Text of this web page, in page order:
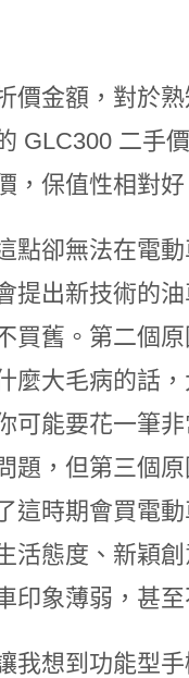
價金額，對於
GLC300 二手
，保值性相對
點卻無法在電
提出新技術的
買舊。第二個
麼大毛病的話
可能要花一筆
題，但第三個
這時期會買電
活態度、新穎
印象薄弱，甚
我想到功能型